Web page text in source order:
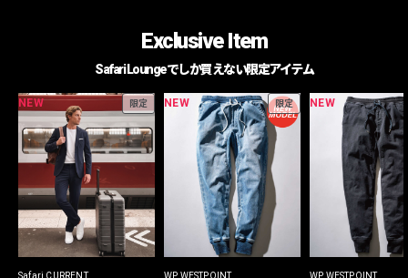
Exclusive Item
Safari Loungeでしか買えない限定アイテム
NEW 限定
Safari CURRENT
NEW 限定
WP WESTPOINT
NEW
WP WESTPOINT